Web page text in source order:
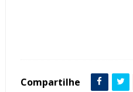
Compartilhe